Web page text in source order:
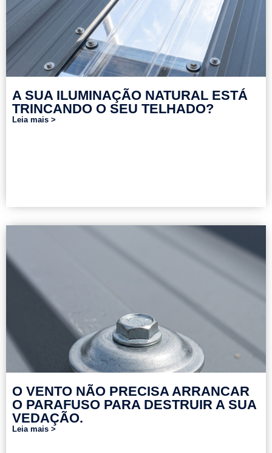
A SUA ILUMINAÇÃO NATURAL ESTÁ
TRINCANDO O SEU TELHADO?
Leia mais >
O VENTO NÃO PRECISA ARRANCAR
O PARAFUSO PARA DESTRUIR A SUA
VEDAÇÃO.
Leia mais >